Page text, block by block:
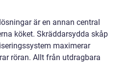
är en annan central
köket. Skräddarsydda skåp
maximerar
röran. Allt från utdragbara